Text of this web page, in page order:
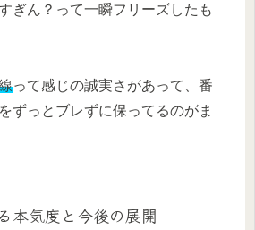
ぎん？って一瞬フリーズしたも
って感じの誠実さがあって、番
ずっとブレずに保ってるのがま
本気度と今後の展開